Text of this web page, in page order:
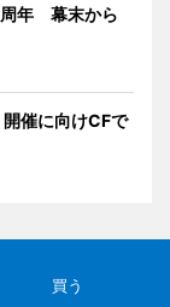
周年 幕末から
催に向けCFで
買う